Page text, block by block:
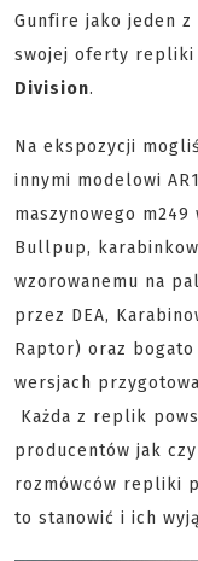
Gunfire jako jeden z
swojej oferty repliki
Division.
Na ekspozycji
innymi modelowi
maszynowego
Bullpup,
wzorowanemu na
przez DEA,
Raptor) oraz
wersjach
Każda z replik
producentów jak czy
rozmówców repliki
to stanowić i ich